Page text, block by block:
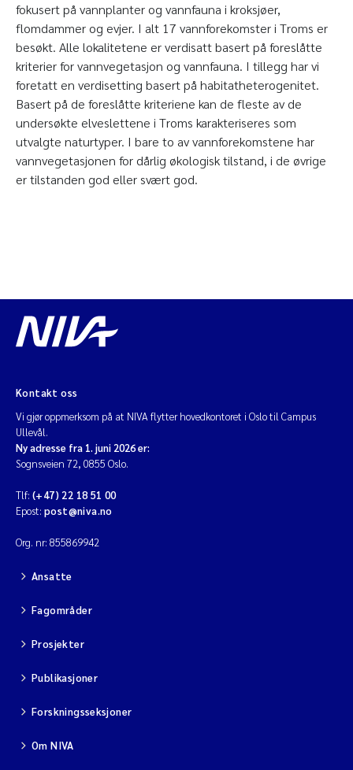
fokusert på vannplanter og vannfauna i kroksjøer,
flomdammer og evjer. I alt 17 vannforekomster i Troms er
besøkt. Alle lokalitetene er verdisatt basert på foreslåtte
kriterier for vannvegetasjon og vannfauna. I tillegg har vi
foretatt en verdisetting basert på habitatheterogenitet.
Basert på de foreslåtte kriteriene kan de fleste av de
undersøkte elveslettene i Troms karakteriseres som
utvalgte naturtyper. I bare to av vannforekomstene har
vannvegetasjonen for dårlig økologisk tilstand, i de øvrige
er tilstanden god eller svært god.
Kontakt oss
Vi gjør oppmerksom på at NIVA flytter hovedkontoret i Oslo til Campus
Ullevål.
Ny adresse fra 1. juni 2026 er:
Sognsveien 72, 0855 Oslo.
Tlf: (+47) 22 18 51 00
Epost: post@niva.no
Org. nr: 855869942
Ansatte
Fagområder
Prosjekter
Publikasjoner
Forskningsseksjoner
Om NIVA